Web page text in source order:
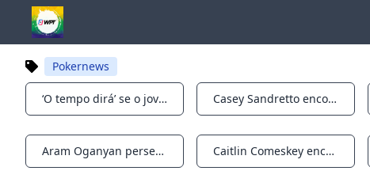
Pokernews
Notifications ‘O tempo dirá’ se o jovem pistoleiro Travis Egbert não está apenas no aquecedor Notifications Casey Sandretto encontra validação no WPT Rolling Thunder Victory
Notifications Aram Oganyan perseguiu a ação no WPT Voyage e ganhou seu título principal Notifications Caitlin Comeskey encerra viagem ao WPT com um momento brilhante